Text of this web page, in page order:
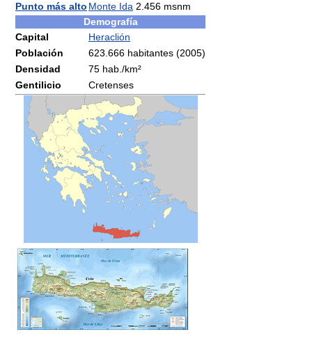
Punto más alto Monte Ida 2.456 msnm
Demografía
Capital
Heraclión
Población
623.666 habitantes (2005)
Densidad
75 hab./km²
Gentilicio
Cretenses